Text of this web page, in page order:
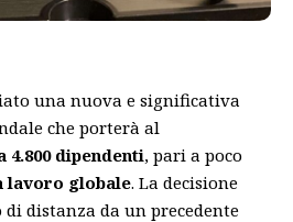
una nuova e significativa
che porterà al
dipendenti, pari a poco
lavoro globale. La decisione
distanza da un precedente